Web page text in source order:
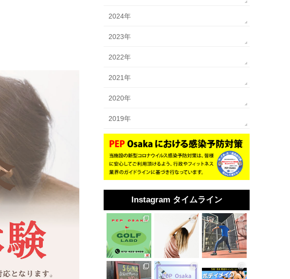
2024年
2023年
2022年
2021年
2020年
2019年
Instagram タイムライン